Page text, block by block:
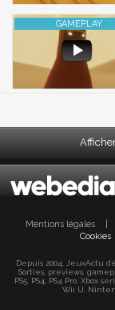
Mentions légales
Cookies
Depuis 2004, JeuxActu
Sorties, previews,
PS5, PS4, PS4 Pro, Xbox
Wii U,